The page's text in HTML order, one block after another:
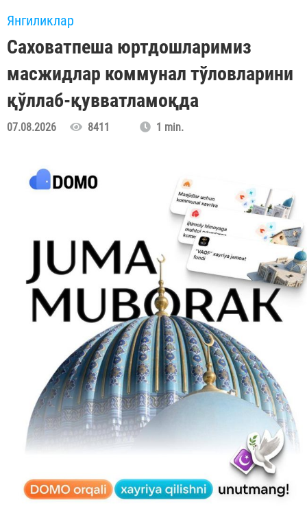
Янгиликлар
Саховатпеша юртдошларимиз
масжидлар коммунал тўловларини
қўллаб-қувватламоқда
07.08.2026 8411 1 min.